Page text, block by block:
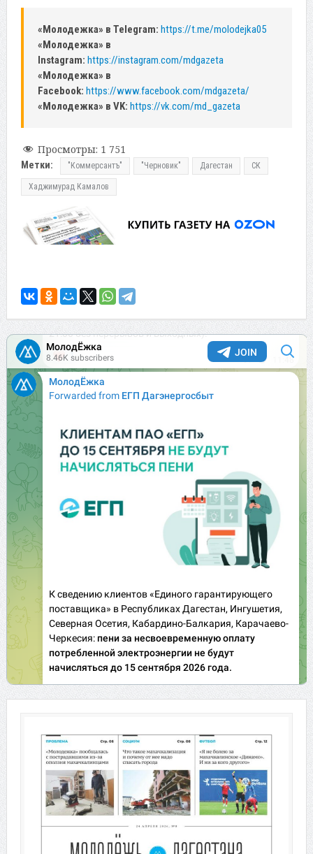
«Молодежка» в Telegram: https://t.me/molodejka05
«Молодежка» в
Instagram: https://instagram.com/mdgazeta
«Молодежка» в
Facebook: https://www.facebook.com/mdgazeta/
«Молодежка» в VK: https://vk.com/md_gazeta
Просмотры: 1 751
Метки: "Коммерсантъ" "Черновик" Дагестан СК
Хаджимурад Камалов